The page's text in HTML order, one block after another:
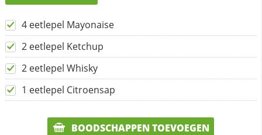
4 eetlepel Mayonaise
2 eetlepel Ketchup
2 eetlepel Whisky
1 eetlepel Citroensap
BOODSCHAPPEN TOEVOEGEN